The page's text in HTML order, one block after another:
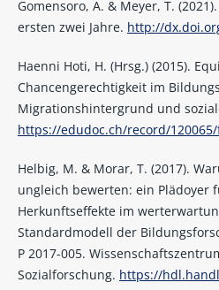
Gomensoro, A. & Meyer, T.
ersten zwei Jahre. http://
Haenni Hoti, H. (Hrsg.) (2015).
Chancengerechtigkeit im
Migrationshintergrund und
https://edudoc.ch/record/
Helbig, M. & Morar, T. (2017).
ungleich bewerten: ein
Herkunftseffekte im
Standardmodell der
P 2017-005.
Sozialforschung. https://